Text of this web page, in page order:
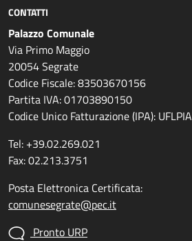
CONTATTI
Palazzo Comunale
Via Primo Maggio
20054 Segrate
Codice Fiscale: 83503670156
Partita IVA: 01703890150
Codice Unico Fatturazione (IPA): UFLPIA
Tel: +39.02.269.021
Fax: 02.213.3751
Posta Elettronica Certificata:
comunesegrate@pec.it
Pronto URP